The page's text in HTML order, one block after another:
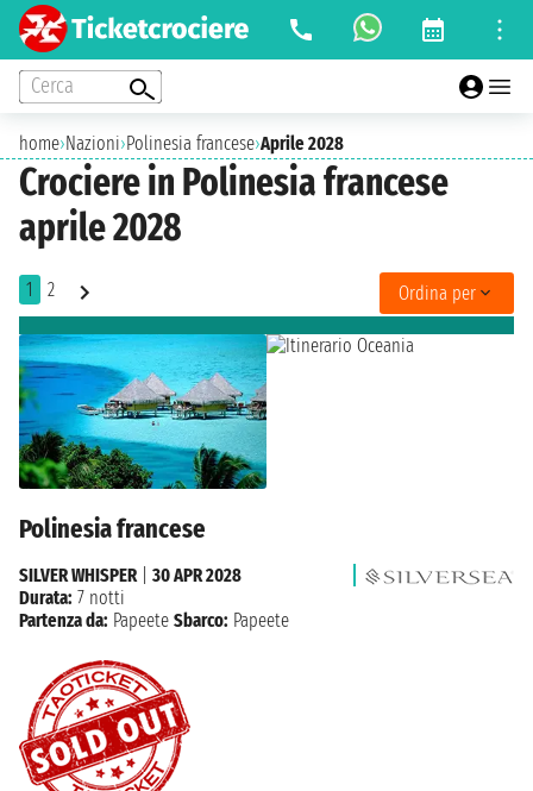
Cerca
home›Nazioni›Polinesia francese›Aprile 2028
Crociere in Polinesia francese
aprile 2028
1 2 Ordina per
Polinesia francese
SILVER WHISPER
30 APR 2028
Durata: 7 notti
Partenza da: Papeete Sbarco: Papeete